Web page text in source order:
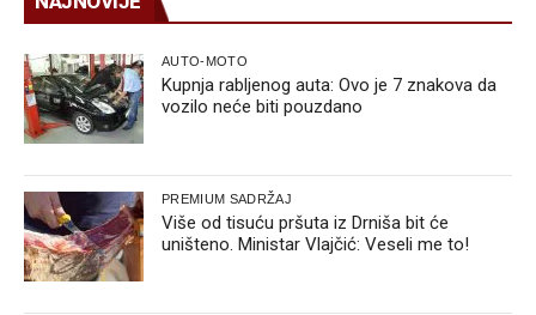
AUTO-MOTO
Kupnja rabljenog auta: Ovo je 7 znakova da
vozilo neće biti pouzdano
PREMIUM SADRŽAJ
Više od tisuću pršuta iz Drniša bit će
uništeno. Ministar Vlajčić: Veseli me to!